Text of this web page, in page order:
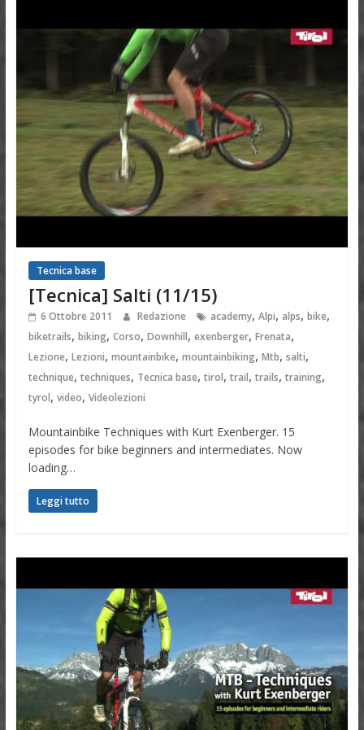
Tecnica base
[Tecnica] Salti (11/15)
6 Ottobre 2011 Redazione academy, Alpi, alps, bike,
biketrails, biking, Corso, Downhill, exenberger, Frenata,
Lezione, Lezioni, mountainbike, mountainbiking, Mtb, salti,
technique, techniques, Tecnica base, tirol, trail, trails, training,
tyrol, video, Videolezioni
Mountainbike Techniques with Kurt Exenberger. 15
episodes for bike beginners and intermediates. Now
loading…
Leggi tutto